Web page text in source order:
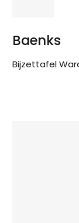
Baenks
Bijzettafel